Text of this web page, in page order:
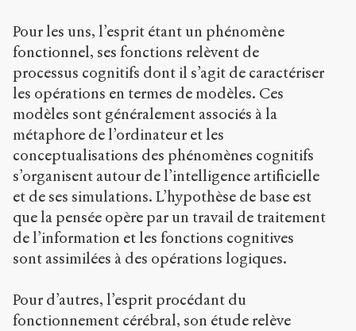
Pour les uns, l’esprit étant un phénomène
fonctionnel, ses fonctions relèvent de
processus cognitifs dont il s’agit de caractériser
les opérations en termes de modèles. Ces
modèles sont généralement associés à la
métaphore de l’ordinateur et les
conceptualisations des phénomènes cognitifs
s’organisent autour de l’intelligence artificielle
et de ses simulations. L’hypothèse de base est
que la pensée opère par un travail de traitement
de l’information et les fonctions cognitives
sont assimilées à des opérations logiques.
Pour d’autres, l’esprit procédant du
fonctionnement cérébral, son étude relève